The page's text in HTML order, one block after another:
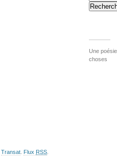
Une
choses
Transat Flux RSS